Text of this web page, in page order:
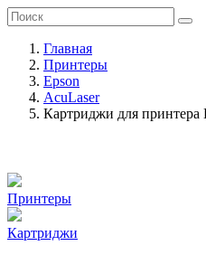
Главная
Принтеры
Epson
AcuLaser
Картриджи для принтера
Принтеры
Картриджи